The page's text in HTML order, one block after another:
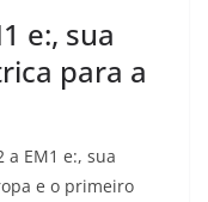
e:, sua
para a
a EM1 e:, sua
e o primeiro